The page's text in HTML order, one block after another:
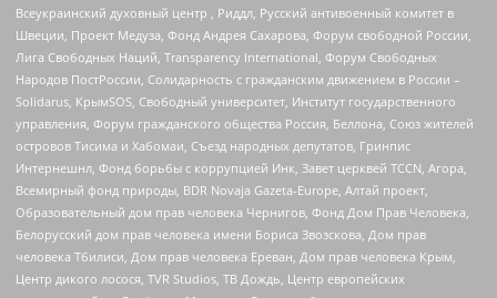
Всеукраинский духовный центр , Риддл, Русский антивоенный комитет в
Швеции, Проект Медуза, Фонд Андрея Сахарова, Форум свободной России,
Лига Свободных Наций, Transparеncy International, Форум Свободных
Народов ПостРоссии, Солидарность с гражданским движением в России –
Solidarus, КрымSOS, Свободный университет, Институт государственного
управления, Форум гражданского общества Россия, Беллона, Союз жителей
островов Тисима и Хабомаи, Съезд народных депутатов, Гринпис
Интернешнл, Фонд борьбы с коррупцией Инк, Завет церквей TCCN, Агора,
Всемирный фонд природы, BDR Novaja Gazeta-Europe, Алтай проект,
Образовательный дом прав человека Чернигов, Фонд Дом Прав Человека,
Белорусский дом прав человека имени Бориса Звозскова, Дом прав
человека Тбилиси, Дом прав человека Ереван, Дом прав человека Крым,
Центр дикого лосося, TVR Studios, ТВ Дождь, Центр европейских